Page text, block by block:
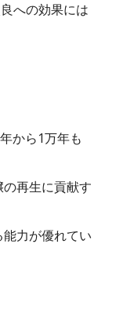
への効果には
から1万年も
再生に貢献す
力が優れてい